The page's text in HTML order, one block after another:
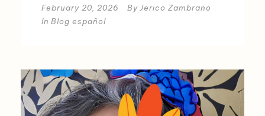
February 20, 2026 By Jerico Zambrano
In Blog español